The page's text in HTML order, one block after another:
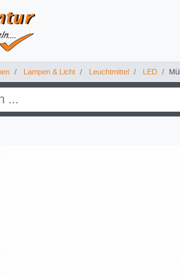
Lampen & Licht Leuchtmittel LED